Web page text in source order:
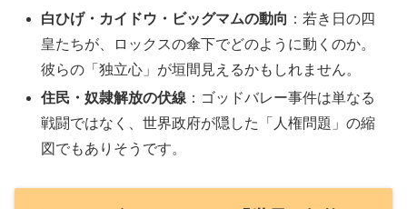
白ひげ・カイドウ・ビッグマムの動向 ：若き日の四
皇たちが、ロックスの傘下でどのように動くのか。
彼らの「独立心」が垣間見えるかもしれません。
住民・奴隷解放の伏線 ：ゴッドバレー事件は単なる
戦闘ではなく、世界政府が隠した「人権問題」の縮
図でもありそうです。